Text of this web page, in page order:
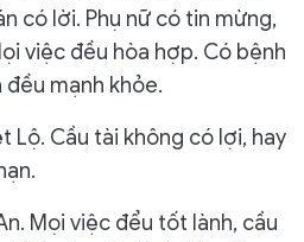
có lời. Phụ nữ có tin mừng,
việc đều hòa hợp. Có bệnh
mạnh khỏe.
Lộ. Cầu tài không có lợi, hay
Mọi việc đểu tốt lành, cầu